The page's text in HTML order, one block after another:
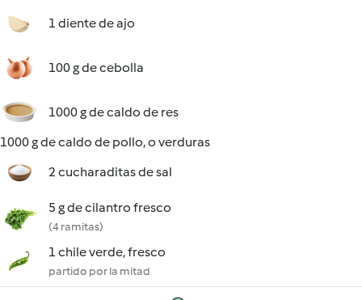
1 diente de ajo
100 g de cebolla
1000 g de caldo de res
1000 g de caldo de pollo, o verduras
2 cucharaditas de sal
5 g de cilantro fresco
(4 ramitas)
1 chile verde, fresco
partido por la mitad